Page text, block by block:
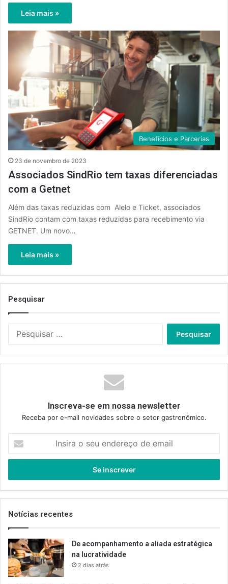
Leia mais »
Benefícios e Parcerias
23 de novembro de 2023
Associados SindRio tem taxas diferenciadas
com a Getnet
Além das taxas reduzidas com Alelo e Ticket, associados
SindRio contam com taxas reduzidas para recebimento via
GETNET. Um novo…
Leia mais »
Pesquisar
Inscreva-se em nossa newsletter
Receba por e-mail novidades sobre o setor gastronômico.
seu
de
email
Notícias recentes
De acompanhamento a aliada estratégica
na lucratividade
2 dias atrás